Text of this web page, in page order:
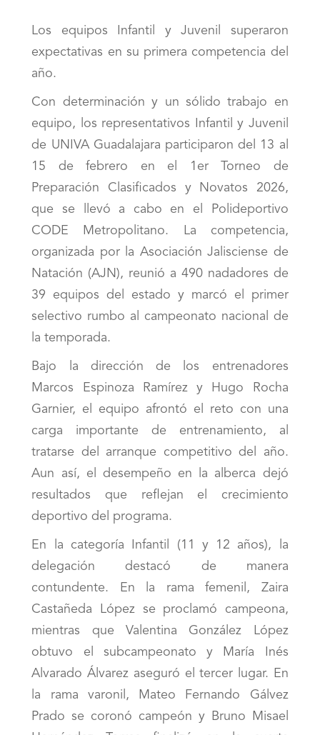
Los equipos Infantil y Juvenil superaron
expectativas en su primera competencia del
año.
Con determinación y un sólido trabajo en
equipo, los representativos Infantil y Juvenil
de UNIVA Guadalajara participaron del 13 al
15 de febrero en el 1er Torneo de
Preparación Clasificados y Novatos 2026,
que se llevó a cabo en el Polideportivo
CODE Metropolitano. La competencia,
organizada por la Asociación Jalisciense de
Natación (AJN), reunió a 490 nadadores de
39 equipos del estado y marcó el primer
selectivo rumbo al campeonato nacional de
la temporada.
Bajo la dirección de los entrenadores
Marcos Espinoza Ramírez y Hugo Rocha
Garnier, el equipo afrontó el reto con una
carga importante de entrenamiento, al
tratarse del arranque competitivo del año.
Aun así, el desempeño en la alberca dejó
resultados que reflejan el crecimiento
deportivo del programa.
En la categoría Infantil (11 y 12 años), la
delegación destacó de manera
contundente. En la rama femenil, Zaira
Castañeda López se proclamó campeona,
mientras que Valentina González López
obtuvo el subcampeonato y María Inés
Alvarado Álvarez aseguró el tercer lugar. En
la rama varonil, Mateo Fernando Gálvez
Prado se coronó campeón y Bruno Misael